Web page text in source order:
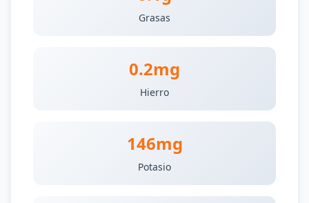
Grasas
0.2mg
Hierro
146mg
Potasio